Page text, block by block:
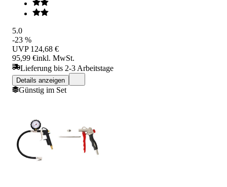
5.0
-23 %
UVP 124,68 €
95,99 €inkl. MwSt.
Lieferung bis 2-3 Arbeitstage
Details anzeigen
Günstig im Set